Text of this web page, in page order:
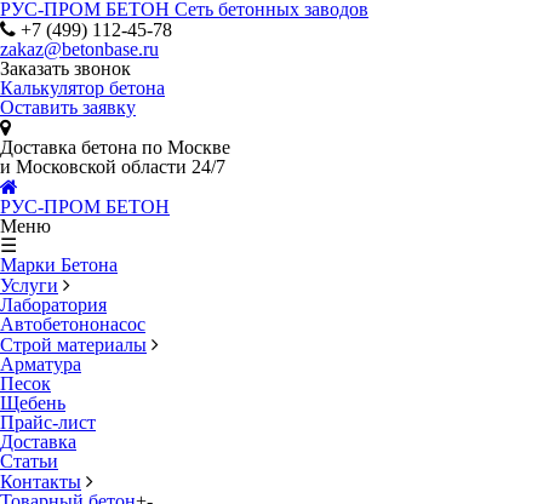
РУС-ПРОМ БЕТОН Сеть бетонных заводов
+7 (499) 112-45-78
zakaz@betonbase.ru
Заказать звонок
Калькулятор бетона
Оставить заявку
Доставка бетона по Москве
и Московской области 24/7
РУС-ПРОМ БЕТОН
Меню
☰
Марки Бетона
Услуги
Лаборатория
Автобетононасос
Строй материалы
Арматура
Песок
Щебень
Прайс-лист
Доставка
Статьи
Контакты